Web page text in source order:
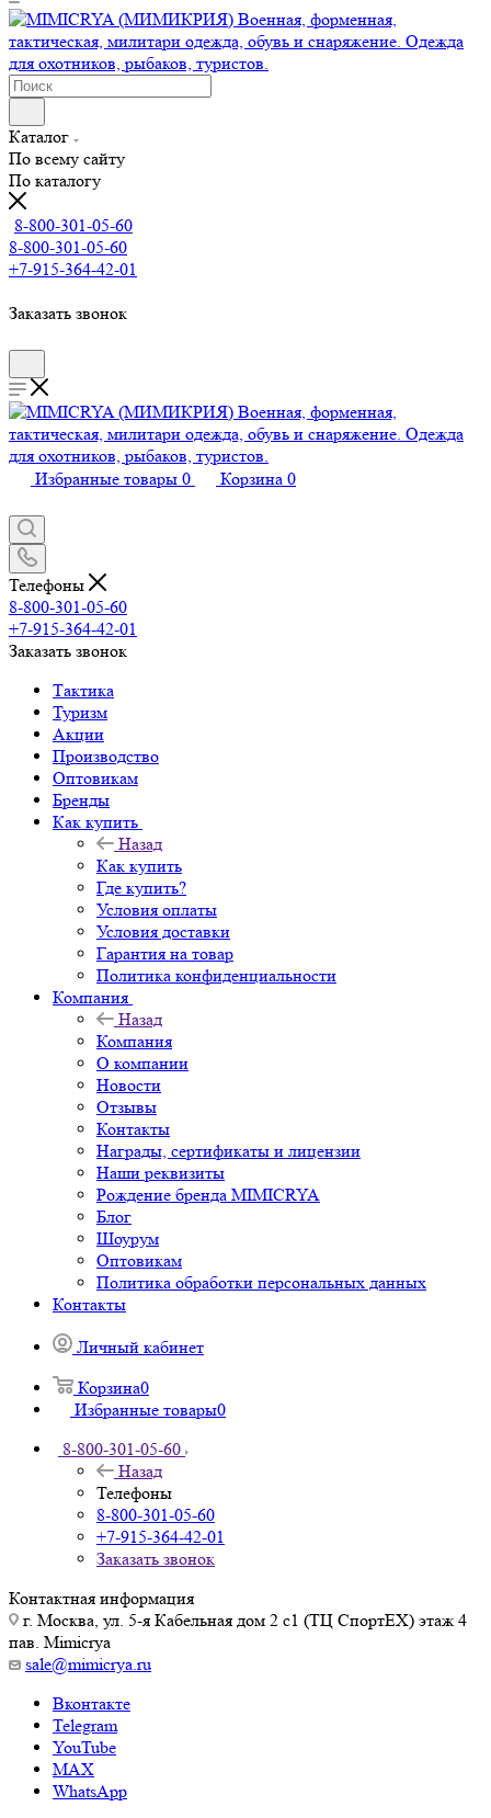
Каталог
По всему сайту
По каталогу
8-800-301-05-60
8-800-301-05-60
+7-915-364-42-01
Заказать звонок
Избранные товары 0 Корзина 0
Телефоны
8-800-301-05-60
+7-915-364-42-01
Заказать звонок
Тактика
Туризм
Акции
Производство
Оптовикам
Бренды
Как купить
Назад
Как купить
Где купить?
Условия оплаты
Условия доставки
Гарантия на товар
Политика конфиденциальности
Компания
Назад
Компания
О компании
Новости
Отзывы
Контакты
Награды, сертификаты и лицензии
Наши реквизиты
Рождение бренда MIMICRYA
Блог
Шоурум
Оптовикам
Политика обработки персональных данных
Контакты
Личный кабинет
Корзина0
Избранные товары0
8-800-301-05-60
Назад
Телефоны
8-800-301-05-60
+7-915-364-42-01
Заказать звонок
Контактная информация
г. Москва, ул. 5-я Кабельная дом 2 с1 (ТЦ СпортEX) этаж 4
пав. Mimicrya
sale@mimicrya.ru
Вконтакте
Telegram
YouTube
MAX
WhatsApp